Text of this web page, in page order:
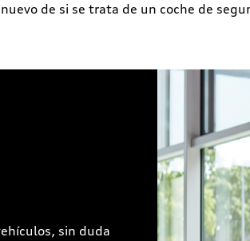
de si se trata de un coche de
sin duda